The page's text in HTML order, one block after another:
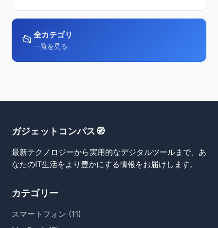
📂 全カテゴリ
一覧を見る
ガジェットコンパス🧭
最新テクノロジーから実用的なデジタルツールまで、あ
なたのIT生活をより豊かにする情報をお届けします。
カテゴリー
スマートフォン (11)